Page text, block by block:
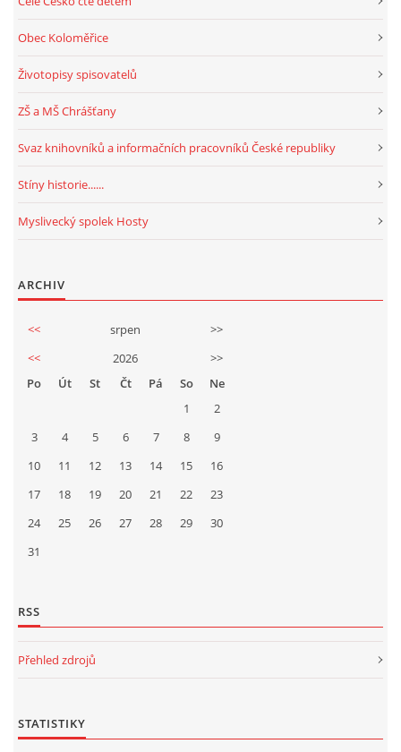
Obec Koloměřice
Životopisy spisovatelů
ZŠ a MŠ Chrášťany
Svaz knihovníků a informačních pracovníků České republiky
Stíny historie......
Myslivecký spolek Hosty
ARCHIV
<< srpen
>>
<<
2026
>>
Po
Út St Čt Pá So
Ne
1
2
3
4 5 6 7 8
9
10
11 12 13 14 15
16
17
18 19 20 21 22
23
24
25 26 27 28 29
30
31
RSS
Přehled zdrojů
STATISTIKY